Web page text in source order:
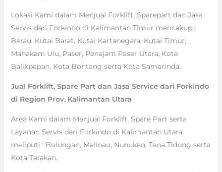
Lokasi Kami dalam Menjual Forklift, Sparepart dan Jasa
Servis dari Forkindo di Kalimantan Timur mencakup :
Berau, Kutai Barat, Kutai Kartanegara, Kutai Timur,
Mahakam Ulu, Paser, Penajam Paser Utara, Kota
Balikpapan, Kota Bontang serta Kota Samarinda.
Jual Forklift, Spare Part dan Jasa Service dari Forkindo
di Region Prov. Kalimantan Utara
Area Kami dalam Menjual Forklift, Spare Part serta
Layanan Servis dari Forkindo di Kalimantan Utara
meliputi : Bulungan, Malinau, Nunukan, Tana Tidung serta
Kota Tarakan.